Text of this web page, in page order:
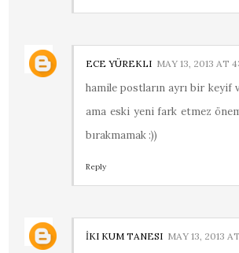
ECE YÜREKLI MAY 13, 2013 AT
hamile postların ayrı bir keyif
ama eski yeni fark etmez
bırakmamak :))
Reply
İKI KUM TANESI MAY 13, 2013